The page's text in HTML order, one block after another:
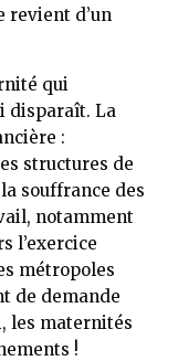
revient d’un
qui
disparaît. La
:
structures de
souffrance des
notamment
l’exercice
métropoles
de demande
les maternités
!